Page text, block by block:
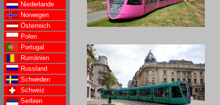
Niederlande
Norwegen
Österreich
Polen
Portugal
Rumänien
Russland
Schweden
Schweiz
Serbien